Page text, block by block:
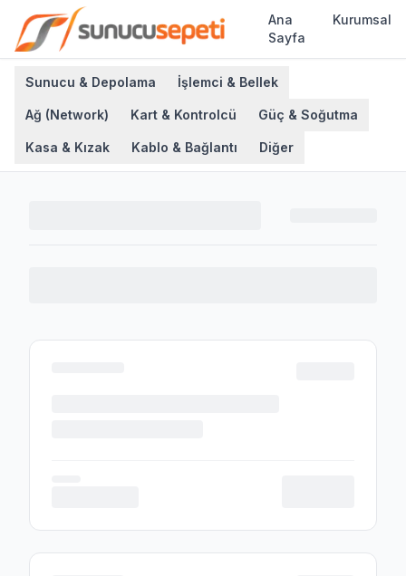
Ana
Sayfa
Kurumsal
Sunucu & Depolama İşlemci & Bellek
Ağ (Network) Kart & Kontrolcü Güç & Soğutma
Kasa & Kızak Kablo & Bağlantı Diğer